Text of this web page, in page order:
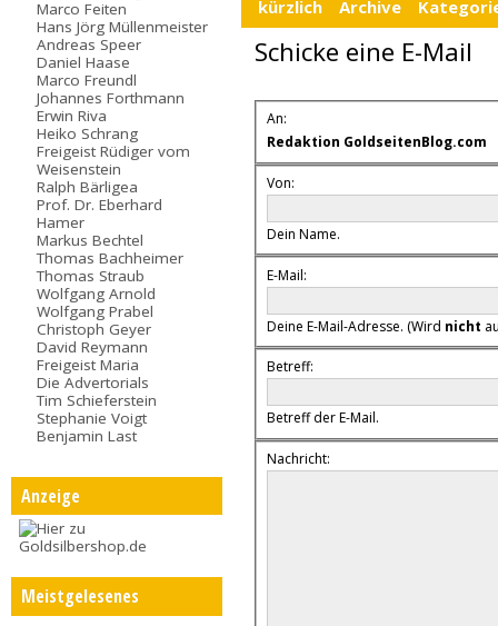
Marco Feiten
Hans Jörg Müllenmeister
Andreas Speer
Daniel Haase
Marco Freundl
Johannes Forthmann
Erwin Riva
Heiko Schrang
Freigeist Rüdiger vom
Weisenstein
Ralph Bärligea
Prof. Dr. Eberhard
Hamer
Markus Bechtel
Thomas Bachheimer
Thomas Straub
Wolfgang Arnold
Wolfgang Prabel
Christoph Geyer
David Reymann
Freigeist Maria
Die Advertorials
Tim Schieferstein
Stephanie Voigt
Benjamin Last
Anzeige
Meistgelesenes
kürzlich Archive
Schicke eine E-Mail
An:
Redaktion GoldseitenBlog.com
Von:
Dein Name.
E-Mail:
Deine E-Mail-Adresse. (Wird nicht
Betreff:
Betreff der E-Mail.
Nachricht: